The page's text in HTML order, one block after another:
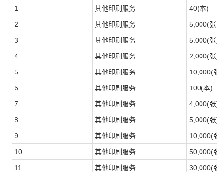
1 其他印刷服务 40(本)
2 其他印刷服务 5,000(
3 其他印刷服务 5,000(
4 其他印刷服务 2,000(
5 其他印刷服务 10,000(
6 其他印刷服务 100(本)
7 其他印刷服务 4,000(
8 其他印刷服务 5,000(
9 其他印刷服务 10,000(
10 其他印刷服务 50,000(
11 其他印刷服务 30,000(